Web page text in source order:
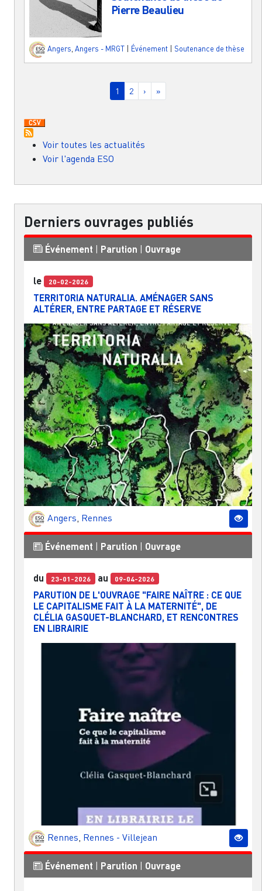
Pierre Beaulieu
Angers Angers - MRGT Événement Soutenance de thèse
Page courante
1 Page
2 Page suivante
› Dernière page
»
Voir toutes les actualités
Voir l'agenda ESO
Derniers ouvrages publiés
Événement | Parution | Ouvrage
le 20-02-2026
TERRITORIA NATURALIA. AMÉNAGER SANS
ALTÉRER, ENTRE PARTAGE ET RÉSERVE
Angers, Rennes
Événement Parution Ouvrage
du 23-01-2026 au 09-04-2026
PARUTION DE L'OUVRAGE "FAIRE NAÎTRE : CE QUE
LE CAPITALISME FAIT À LA MATERNITÉ", DE
CLÉLIA GASQUET-BLANCHARD, ET RENCONTRES
EN LIBRAIRIE
Rennes, Rennes - Villejean
Événement Parution Ouvrage